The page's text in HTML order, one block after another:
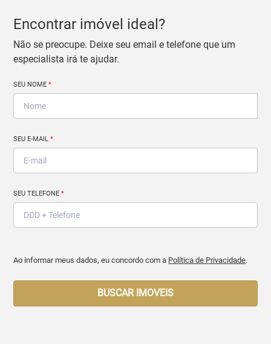
Encontrar imóvel ideal?
Não se preocupe. Deixe seu email e telefone que um
especialista irá te ajudar.
SEU NOME*
SEU E-MAIL*
SEU TELEFONE*
Ao informar meus dados, eu concordo com a Política de Privacidade.
BUSCAR IMOVEIS